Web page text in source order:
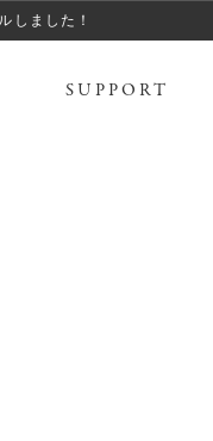
しました！
SUPPORT